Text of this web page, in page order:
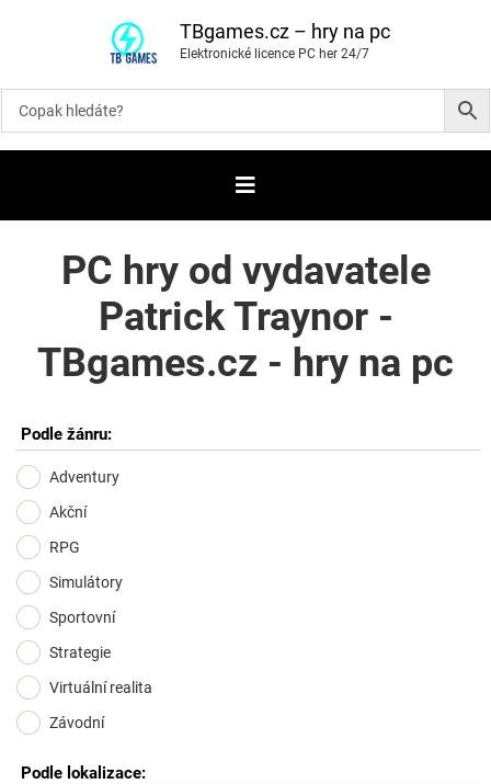
o
i
t
b
TBgames.cz – hry na pc
Elektronické licence PC her 24/7
PC hry od vydavatele
Patrick Traynor -
TBgames.cz - hry na pc
Podle žánru:
Adventury
Akční
RPG
Simulátory
Sportovní
Strategie
Virtuální realita
Závodní
Podle lokalizace: